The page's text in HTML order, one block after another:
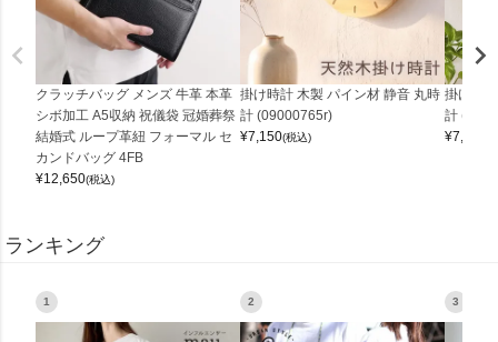
クラッチバッグ メンズ 牛革 本革
シボ加工 A5収納 祝儀袋 冠婚葬祭
結婚式 ループ革紐 フォーマル セ
カンドバッグ 4FB
¥12,650(税込)
掛け時計 木製 パイン材 静音 丸時
計 (09000765r)
¥7,150(税込)
掛け時
計
¥7,150
ランキング
1 2 3